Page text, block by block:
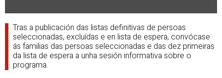
Tras a publicación das listas definitivas de persoas
seleccionadas, excluídas e en lista de espera, convócase
ás familias das persoas seleccionadas e das dez primeiras
da lista de espera a unha sesión informativa sobre o
programa.